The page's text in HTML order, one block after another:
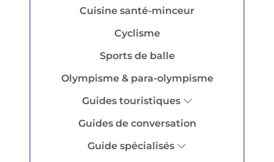
Cuisine santé-minceur
Cyclisme
Sports de balle
Olympisme & para-olympisme
Guides touristiques
Guides de conversation
Guide spécialisés